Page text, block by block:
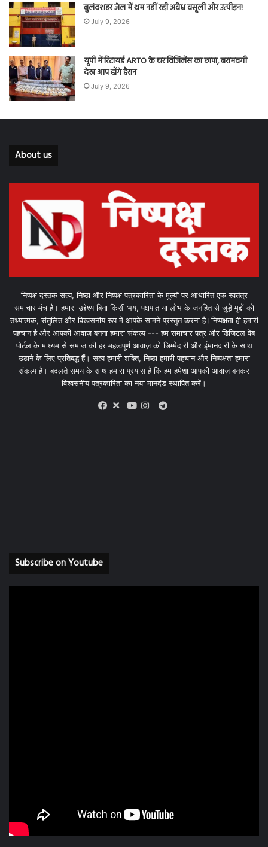
बुलंदशहर जेल में थम नहीं रही अवैध वसूली और उत्पीड़न!
July 9, 2026
यूपी में रिटायर्ड ARTO के घर विजिलेंस का छापा, बरामदगी
देख आप होंगे हैरान
July 9, 2026
About us
निष्पक्ष दस्तक सत्य, निष्ठा और निष्पक्ष पत्रकारिता के मूल्यों पर आधारित एक स्वतंत्र
समाचार मंच है। हमारा उद्देश्य बिना किसी भय, पक्षपात या लोभ के जनहित से जुड़े मुद्दों को
तथ्यात्मक, संतुलित और विश्वसनीय रूप में आपके सामने प्रस्तुत करना है।निष्पक्षता ही हमारी
पहचान है और आपकी आवाज़ बनना हमारा संकल्प --- हम समाचार पत्र और डिजिटल वेब
पोर्टल के माध्यम से समाज की हर महत्वपूर्ण आवाज़ को जिम्मेदारी और ईमानदारी के साथ
उठाने के लिए प्रतिबद्ध हैं। सत्य हमारी शक्ति, निष्ठा हमारी पहचान और निष्पक्षता हमारा
संकल्प है। बदलते समय के साथ हमारा प्रयास है कि हम हमेशा आपकी आवाज़ बनकर
विश्वसनीय पत्रकारिता का नया मानदंड स्थापित करें।
X
Telegram
Subscribe on Youtube